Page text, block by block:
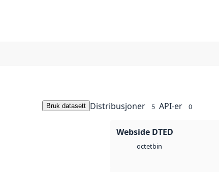
Bruk datasett Distribusjoner 5 API-er 0
Webside DTED
octetbin